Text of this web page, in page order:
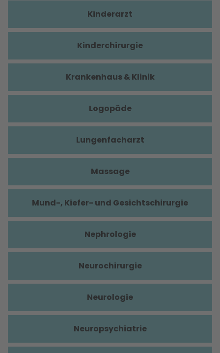
Kinderarzt
Kinderchirurgie
Krankenhaus & Klinik
Logopäde
Lungenfacharzt
Massage
Mund-, Kiefer- und Gesichtschirurgie
Nephrologie
Neurochirurgie
Neurologie
Neuropsychiatrie